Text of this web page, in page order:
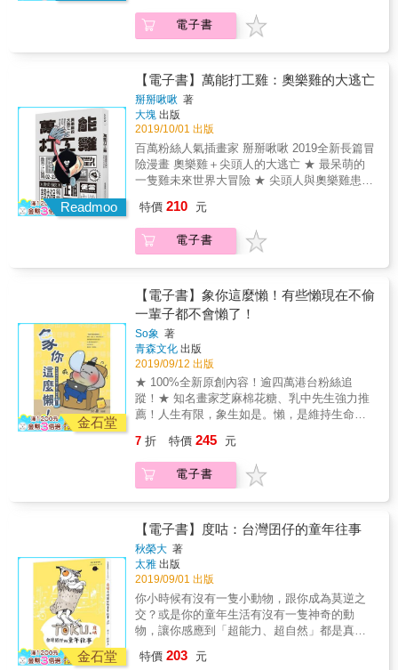
感掙扎；〈緞帶〉描繪的是「思念殺人」之奇
想，刻畫愛情的傷逝和回憶之不絕。可以說，
《小輓》裡的三篇故事，是阿尼默關於「小小
畫面來呈現這幾個縈繞在他心頭已久的故事，
並將許多台灣舊時的視覺和文化元素巧妙置入
故事背景中。每一單格不管是構圖、色彩或是
細節、層次，都擁有足以單獨抽出作為畫作欣
賞的水準。近三百頁的連環畫面，創作濃度高
得嚇人。全書如長組詩般動人，連環畫格傳達
出多層次的複雜情感和思緒，撼動人心。 阿尼
畫創作之前，便以個人風格強烈、高度藝術性
的插畫備受媒體出版界青睞。偶有漫畫和圖文
創作更是令人眼睛一亮。捷克進修回國後，他
實物攝影（如地板木紋、斑駁老牆、油、墨、
水暈染），最後在電腦上結合，讓畫面呈現非
常不一樣的視覺樣貌和圖像質地。此外，善於
配色的阿尼默在不同篇章和情境之間的色調選
擇和運用，更是令人驚嘆，值得一再琢磨欣
賞。在歐美，常有作者遊走跨界於漫畫和插畫
之間，阿尼默這次也將打破國人固有對漫畫的
設限，將圖像藝術創作藉由漫畫分鏡來發揮，
凝練而深沈地畫出他內心醞釀多年對「死亡」
的思索。 「真正的死亡是什麼，也許永遠來不
經歷許多小小的死亡。那些愛情裡的冰與火，
壓力如巨石籠罩的時刻，迷惘窘途，以及失去
之後學習接受的勇氣，都像是一首首磨難擠壓
Mikey， 暫時不談文具、手帳，跨界主演最新
力作！ 這次不推坑你、勸敗你，但一樣要笑死
庭搞笑動作片。 演員陣容介紹
&mdash;&mdash; 【天兵雙寶媽】 「這樣就好
了啦！沒關係啦！反正開心就OK了啊！」就算
有兩個孩子，依然不改自己大喇喇的個性。孕
期、待產，產後都爽爽過！ 【神豬隊友】 不是
神隊友，也不能算是豬隊友。在擁有二個孩子
後，中年發福成為神豬隊友。永遠的淡定一
哥。 【滴嘟姊妹花】 愛在心裡口難開，直接動
手比較快！ 精采劇情摘要&mdash;&mdash; 神
孕婦各種生活禁忌扯翻天 兩個女兒情有獨鍾的
催生法寶 第一胎：恥力全開無上限 新手媽媽月
子服刑中 天兵媽媽的副食品荒唐教室 不用花錢
去健身房就能瘦 取對名字旺六代 嬰兒各項成長
發展大比拚 當老北後的三大病症 育兒雜事速成
法 工作與家庭的翹翹板 微笑媽媽才是王道 我
是媽媽 我是我自己 &hellip;&hellip;更多笑到嘴
痠、肚子痛的精采內容等你來觀賞。
電子書
Readmoo
【電子書】萬能打工雞：奧樂雞的大逃亡
掰掰啾啾 著
大塊 出版
2019/10/01 出版
百萬粉絲人氣插畫家 掰掰啾啾 2019全新長篇冒
險漫畫 奧樂雞＋尖頭人的大逃亡 ★ 最呆萌的
一隻雞未來世界大冒險 ★ 尖頭人與奧樂雞患難
★ 反派角色華博士與森森全新登場 ★ 特別收
錄粉絲「肥雞專欄問與答」 2066年的某一天，
一如往常，尖頭人老是嚷嚷著自己沒錢，想買
幫上尖頭的忙。打工過程中發生了一樁搶案，
富正義感的奧樂雞上前阻攔，成功協助警察逮
捕嫌犯，卻沒發現歹徒背後有更大的犯罪集
團，從此，他和尖頭人踏上一條深不可測的逃
亡之路&hellip;&hellip; ☻ 貓大叔ㄎㄧㄤ掉的逮
驗，「交涉者」隨時監控奧樂雞這些實驗失敗
品，而交涉者「麥扣桑」是一隻有著大叔臉孔
的貓...... ☻ 邪惡搭檔華博士＆寵物溝通師森森
黑暗背後主使者邪惡科學家「華博士」，與反
過往又有什麼交集呢？ ☻ 雞與雞之間的神祕溝
通 沒想到奧樂雞和意外巧遇的「啾雞」能用人
類無法理解的語言溝通，也喚醒奧樂雞對於自
2019/10/15-2019/10/30 於大塊文化FB指定貼文
留言分享購買《萬能打工雞》一書照片， 就有
機會得到掰掰啾啾為您繪製獨一無二的奧樂雞
頭貼！！ 活動詳情請留意大塊粉絲團
特價 210 元
電子書
金石堂
【電子書】象你這麼懶！有些懶現在不偷
一輩子都不會懶了！
So象 著
青森文化 出版
2019/09/12 出版
★ 100%全新原創內容！逾四萬港台粉絲追
蹤！★ 知名畫家芝麻棉花糖、乳中先生強力推
薦！人生有限，象生如是。懶，是維持生命的
做。So象說：「絕對不是！！！」懶，要懶得
其法！要學會如何在忙碌之中偷懶。懶得來，
能完成任務，就是一個負責任的人（象），管
起，So象被徹底啟發了！她發奮努力，誓要做
一隻懶象！書中分享了So象日常因懶惰而發生
的僥倖事和不幸的事也不是甚麼不幸啦，都是
一些能笑一笑世界更美妙的趣事呢！選擇了
懶，會有所得，也會有所失——為了不走樓梯
而不去小食部，最後很餓，但省回體力；確認
過頭髮不油就不用洗了，雖然頭癢癢，但還是
洗少了一次頭；早上離床後，絕對還有時間可
以繼續睡要悟出「懶」的真義，不容易。So象
7 折 特價 245 元
電子書
金石堂
【電子書】度咕：台灣囝仔的童年往事
秋榮大 著
太雅 出版
2019/09/01 出版
你小時候有沒有一隻小動物，跟你成為莫逆之
交？或是你的童年生活有沒有一隻神奇的動
物，讓你感應到「超能力、超自然」都是真
人的話，買了一隻貓頭鷹，要給秋榮大進補，
特價 203 元